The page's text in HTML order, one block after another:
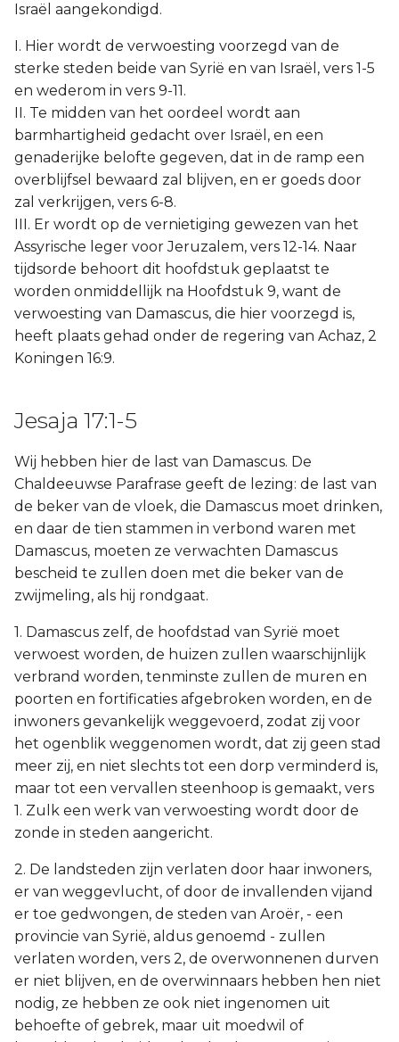
Israël aangekondigd.
I. Hier wordt de verwoesting voorzegd van de
sterke steden beide van Syrië en van Israël, vers 1-5
en wederom in vers 9-11.
II. Te midden van het oordeel wordt aan
barmhartigheid gedacht over Israël, en een
genaderijke belofte gegeven, dat in de ramp een
overblijfsel bewaard zal blijven, en er goeds door
zal verkrijgen, vers 6-8.
III. Er wordt op de vernietiging gewezen van het
Assyrische leger voor Jeruzalem, vers 12-14. Naar
tijdsorde behoort dit hoofdstuk geplaatst te
worden onmiddellijk na Hoofdstuk 9, want de
verwoesting van Damascus, die hier voorzegd is,
heeft plaats gehad onder de regering van Achaz, 2
Koningen 16:9.
Jesaja 17:1-5
Wij hebben hier de last van Damascus. De
Chaldeeuwse Parafrase geeft de lezing: de last van
de beker van de vloek, die Damascus moet drinken,
en daar de tien stammen in verbond waren met
Damascus, moeten ze verwachten Damascus
bescheid te zullen doen met die beker van de
zwijmeling, als hij rondgaat.
1. Damascus zelf, de hoofdstad van Syrië moet
verwoest worden, de huizen zullen waarschijnlijk
verbrand worden, tenminste zullen de muren en
poorten en fortificaties afgebroken worden, en de
inwoners gevankelijk weggevoerd, zodat zij voor
het ogenblik weggenomen wordt, dat zij geen stad
meer zij, en niet slechts tot een dorp verminderd is,
maar tot een vervallen steenhoop is gemaakt, vers
1. Zulk een werk van verwoesting wordt door de
zonde in steden aangericht.
2. De landsteden zijn verlaten door haar inwoners,
er van weggevlucht, of door de invallenden vijand
er toe gedwongen, de steden van Aroër, - een
provincie van Syrië, aldus genoemd - zullen
verlaten worden, vers 2, de overwonnenen durven
er niet blijven, en de overwinnaars hebben hen niet
nodig, ze hebben ze ook niet ingenomen uit
behoefte of gebrek, maar uit moedwil of